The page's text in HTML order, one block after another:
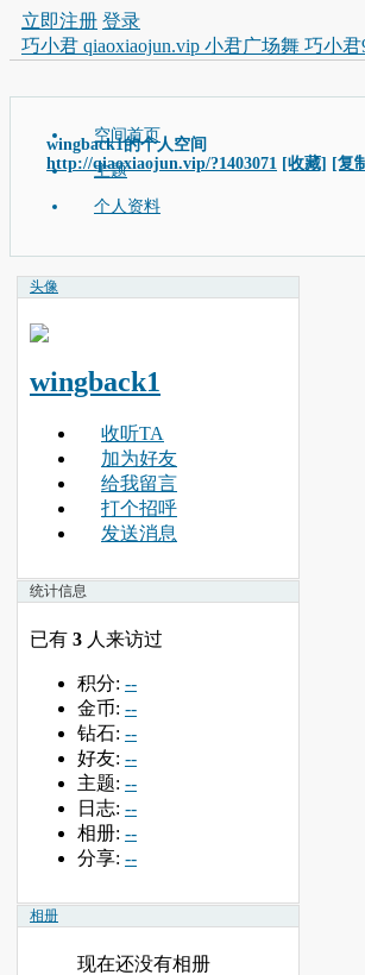
立即注册 登录
巧小君 qiaoxiaojun.vip 小君广场舞 巧小
wingback1的个人空间
http://qiaoxiaojun.vip/?1403071 [收藏] [复
空间首页
主题
个人资料
头像
wingback1
收听TA
加为好友
给我留言
打个招呼
发送消息
统计信息
已有 3 人来访过
积分: --
金币: --
钻石: --
好友: --
主题: --
日志: --
相册: --
分享: --
相册
现在还没有相册